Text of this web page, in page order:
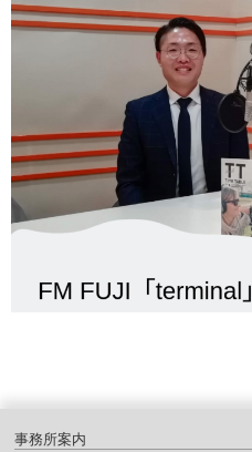
事務所案内